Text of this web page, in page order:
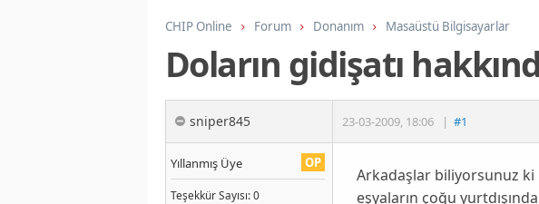
CHIP Online Forum Donanım Masaüstü Bilgisayarlar
Doların gidişatı
sniper845 23-03-2009, 18:06 | #1
OP
Yıllanmış Üye
TeşekkürSayısı: 0
Arkadaşlar biliyorsunuz ki
eşyaların çoğu